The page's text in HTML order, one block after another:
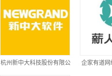
杭州新中大科技股份有限公 企家有道